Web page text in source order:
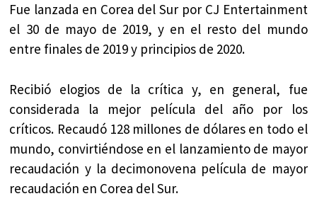
Fue lanzada en Corea del Sur por CJ Entertainment
el 30 de mayo de 2019, y en el resto del mundo
entre finales de 2019 y principios de 2020.
Recibió elogios de la crítica y, en general, fue
considerada la mejor película del año por los
críticos. Recaudó 128 millones de dólares en todo el
mundo, convirtiéndose en el lanzamiento de mayor
recaudación y la decimonovena película de mayor
recaudación en Corea del Sur.